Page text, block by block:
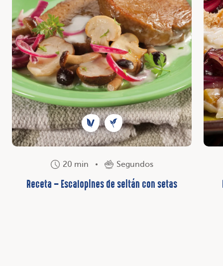
20 min Segundos
Receta – Escalopines de seitán con setas